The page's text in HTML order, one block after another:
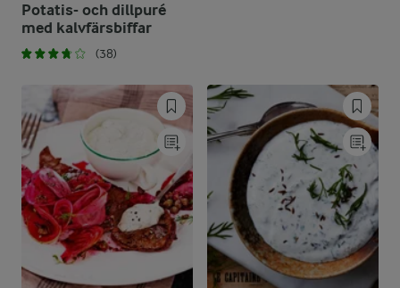
Potatis- och dillpuré
med kalvfärsbiffar
(38)